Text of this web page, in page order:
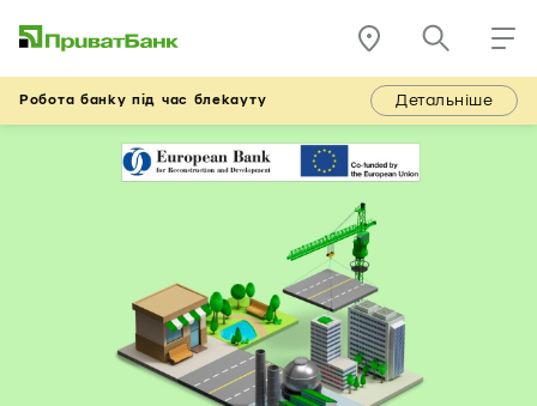
Робота банку під час блекауту Детальніше